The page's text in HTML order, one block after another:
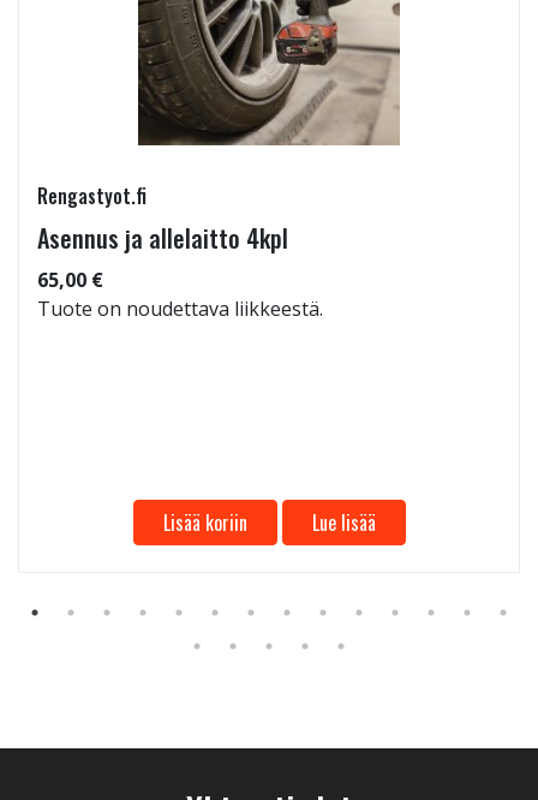
Rengastyot.fi
Asennus ja allelaitto 4kpl
65,00 €
Tuote on noudettava liikkeestä.
Lisää koriin Lue lisää